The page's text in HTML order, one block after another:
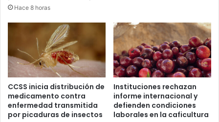
Hace 8 horas
CCSS inicia distribución de
medicamento contra
enfermedad transmitida
por picaduras de insectos
Instituciones rechazan
informe internacional y
defienden condiciones
laborales en la caficultura